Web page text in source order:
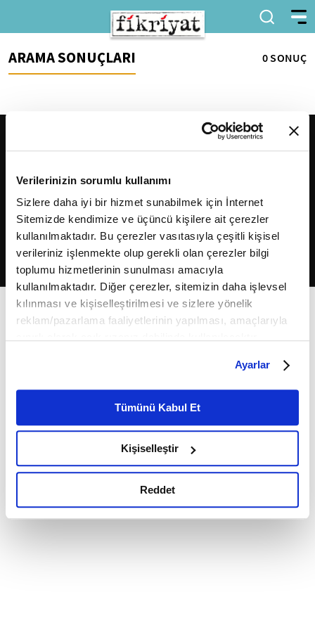
Verilerinizin sorumlu kullanımı
Sizlere daha iyi bir hizmet sunabilmek için İnternet
Sitemizde kendimize ve üçüncü kişilere ait çerezler
kullanılmaktadır. Bu çerezler vasıtasıyla çeşitli kişisel
verileriniz işlenmekte olup gerekli olan çerezler bilgi
toplumu hizmetlerinin sunulması amacıyla
kullanılmaktadır. Diğer çerezler, sitemizin daha işlevsel
kılınması ve kişiselleştirilmesi ve sizlere yönelik
reklam/pazarlama faaliyetlerinin yapılması, amaçlarıyla
belirleyebilirsiniz. Çerezlere ilişkin detaylı bilgi için
Ayarlar butonuna tıklayabilir,Çerez Bilgilendirme
Metnimizi ziyaret edebilirsiniz.
6698 sayılı Kişisel Verilerin Korunması Kanunu uyarınca
okumak ve sitemizi ziyaretiniz kapsamında
gerçekleştirilen veri işleme faaliyetleri ile ilgili daha
detaylı bilgi almak için lütfentıklayınız.
Ayarlar
Tümünü Kabul Et
Kişiselleştir
Reddet
ARAMA SONUÇLARI 0 SONUÇ
2026Fikriyat. Tüm hakları saklıdır.